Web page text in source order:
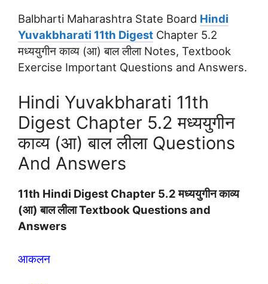
Balbharti Maharashtra State Board Hindi
Yuvakbharati 11th Digest Chapter 5.2
मध्ययुगीन काव्य (आ) बाल लीला Notes, Textbook
Exercise Important Questions and Answers.
Hindi Yuvakbharati 11th
Digest Chapter 5.2 मध्ययुगीन
काव्य (आ) बाल लीला Questions
And Answers
11th Hindi Digest Chapter 5.2 मध्ययुगीन काव्य
(आ) बाल लीला Textbook Questions and
Answers
आकलन